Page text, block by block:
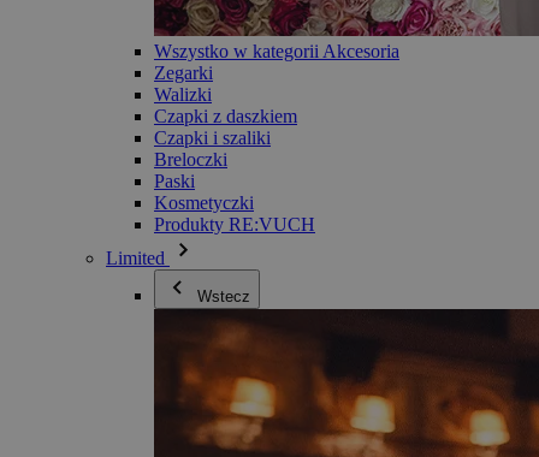
Wszystko w kategorii Akcesoria
Zegarki
Walizki
Czapki z daszkiem
Czapki i szaliki
Breloczki
Paski
Kosmetyczki
Produkty RE:VUCH
Limited
Wstecz